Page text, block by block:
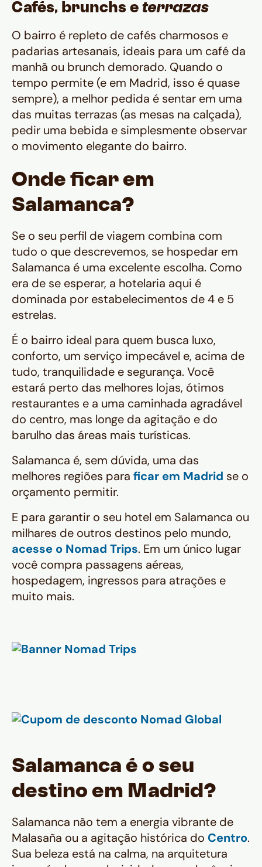
Cafés, brunchs e terrazas
O bairro é repleto de cafés charmosos e
padarias artesanais, ideais para um café da
manhã ou brunch demorado. Quando o
tempo permite (e em Madrid, isso é quase
sempre), a melhor pedida é sentar em uma
das muitas terrazas (as mesas na calçada),
pedir uma bebida e simplesmente observar
o movimento elegante do bairro.
Onde ficar em
Salamanca?
Se o seu perfil de viagem combina com
tudo o que descrevemos, se hospedar em
Salamanca é uma excelente escolha. Como
era de se esperar, a hotelaria aqui é
dominada por estabelecimentos de 4 e 5
estrelas.
É o bairro ideal para quem busca luxo,
conforto, um serviço impecável e, acima de
tudo, tranquilidade e segurança. Você
estará perto das melhores lojas, ótimos
restaurantes e a uma caminhada agradável
do centro, mas longe da agitação e do
barulho das áreas mais turísticas.
Salamanca é, sem dúvida, uma das
melhores regiões para ficar em Madrid se o
orçamento permitir.
E para garantir o seu hotel em Salamanca ou
milhares de outros destinos pelo mundo,
acesse o Nomad Trips. Em um único lugar
você compra passagens aéreas,
hospedagem, ingressos para atrações e
muito mais.
Salamanca é o seu
destino em Madrid?
Salamanca não tem a energia vibrante de
Malasaña ou a agitação histórica do Centro.
Sua beleza está na calma, na arquitetura